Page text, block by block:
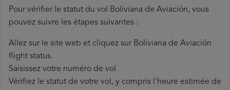
Pour vérifier le statut du vol Boliviana de Aviación, vous
pouvez suivre les étapes suivantes :
Allez sur le site web et cliquez sur Boliviana de Aviación
flight status.
Saisissez votre numéro de vol
Vérifiez le statut de votre vol, y compris l'heure estimée de